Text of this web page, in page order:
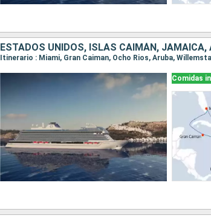
ESTADOS UNIDOS, ISLAS CAIMÁN, JAMAICA,
Comidas